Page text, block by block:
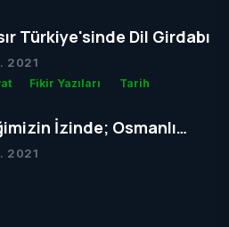
Türkiye'sinde Dil Girdabı
2021
Fikir Yazıları Tarih
İzinde; Osmanlı
2021